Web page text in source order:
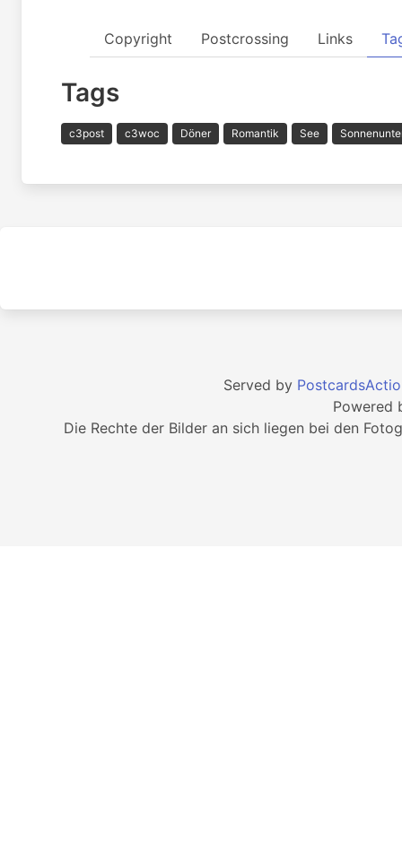
Copyright Postcrossing Links
Tags
c3post c3woc Döner Romantik See
Served by
Powered
Die Rechte der Bilder an sich liegen bei den